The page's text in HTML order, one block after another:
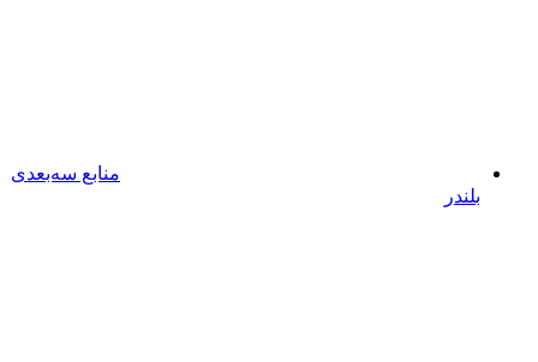
منابع سه‌بعدی
بلندر